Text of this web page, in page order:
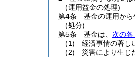
(運用益金の処理)
第4条
基金の運用か
(処分)
第5条
基金は、 次の各
(1)
経済事情の著し
(2)
災害により生じ